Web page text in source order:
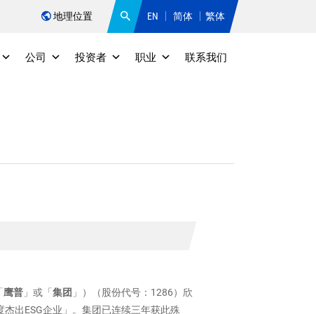
地理位置 EN 简体 繁体
公司 投资者 职业 联系我们
鹰普 」或「 集团 」）（股份代号：1286）欣
出ESG企业」。集团已连续三年获此殊